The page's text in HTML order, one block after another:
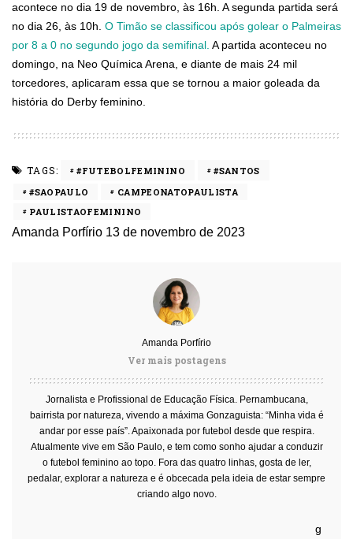
acontece no dia 19 de novembro, às 16h. A segunda partida será
no dia 26, às 10h. O Timão se classificou após golear o Palmeiras
por 8 a 0 no segundo jogo da semifinal. A partida aconteceu no
domingo, na Neo Química Arena, e diante de mais 24 mil
torcedores, aplicaram essa que se tornou a maior goleada da
história do Derby feminino.
TAGS: #FUTEBOLFEMININO
#SANTOS
#SAOPAULO
CAMPEONATOPAULISTA
PAULISTAOFEMININO
Amanda Porfírio 13 de novembro de 2023
Amanda Porfírio
Ver mais postagens
Jornalista e Profissional de Educação Física. Pernambucana,
bairrista por natureza, vivendo a máxima Gonzaguista: “Minha vida é
andar por esse país”. Apaixonada por futebol desde que respira.
Atualmente vive em São Paulo, e tem como sonho ajudar a conduzir
o futebol feminino ao topo. Fora das quatro linhas, gosta de ler,
pedalar, explorar a natureza e é obcecada pela ideia de estar sempre
criando algo novo.